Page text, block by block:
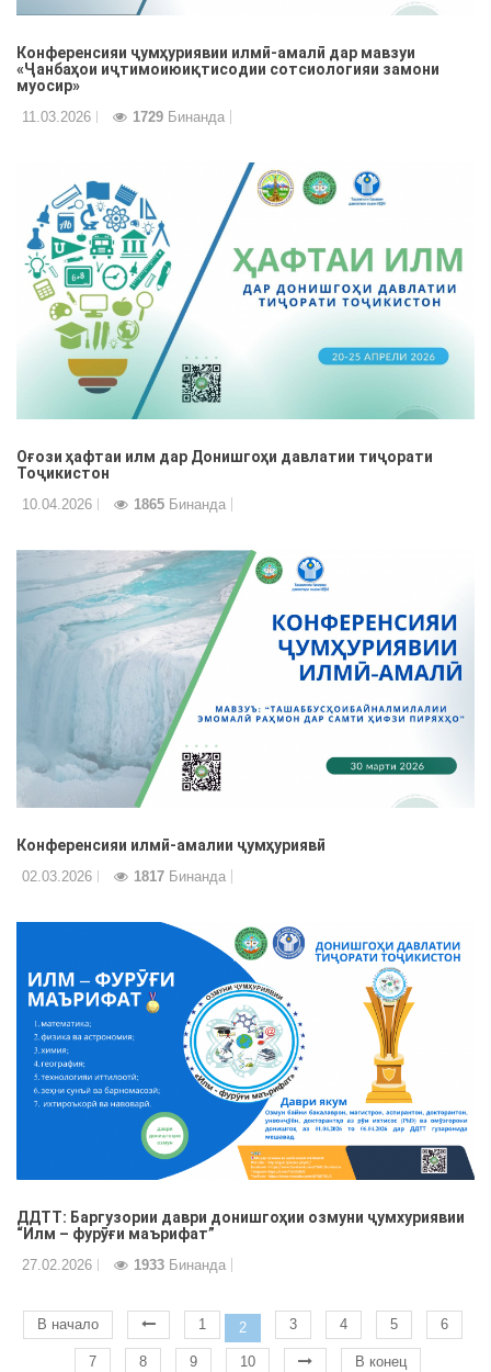
Конференсияи ҷумҳуриявии илмӣ-амалӣ дар мавзуи
«Ҷанбаҳои иҷтимоиюиқтисодии сотсиологияи замони
муосир»
11.03.2026 1729 Бинанда
Оғози ҳафтаи илм дар Донишгоҳи давлатии тиҷорати
Тоҷикистон
10.04.2026 1865 Бинанда
Конференсияи илмӣ-амалии ҷумҳуриявӣ
02.03.2026 1817 Бинанда
ДДТТ: Баргузории даври донишгоҳии озмуни ҷумхуриявии
“Илм – фурӯғи маърифат”
27.02.2026 1933 Бинанда
В начало 1 2 3 4 5 6
7 8 9 10 В конец